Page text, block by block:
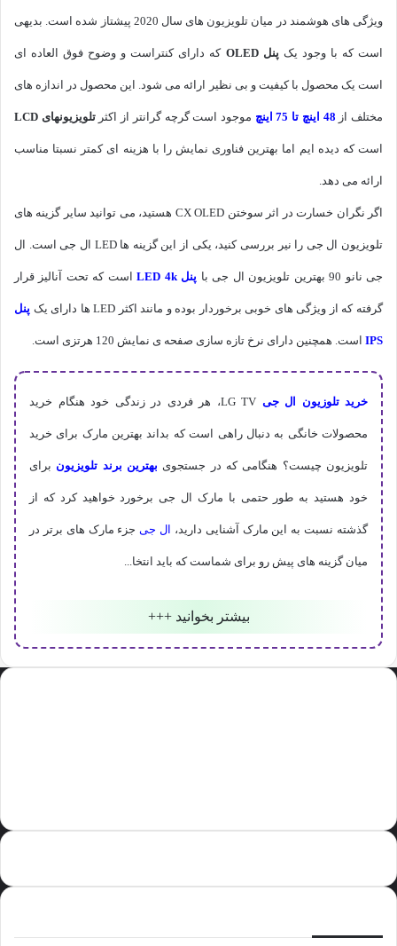
ویژگی های هوشمند در میان تلویزیون های سال 2020 پیشتاز شده است. بدیهی
است که با وجود یک پنل OLED که دارای کنتراست و وضوح فوق العاده ای
است یک محصول با کیفیت و بی نظیر ارائه می شود. این محصول در اندازه های
مختلف از 48 اینچ تا 75 اینچ موجود است گرچه گرانتر از اکثرتلویزیونهای LCD
است که دیده ایم اما بهترین فناوری نمایش را با هزینه ای کمتر نسبتا مناسب
ارائه می دهد.
اگر نگران خسارت در اثر سوختن CX OLED هستید، می توانید سایر گزینه های
تلویزیون ال جی را نیر بررسی کنید، یکی از این گزینه ها LED ال جی است. ال
جی نانو 90 بهترین تلویزیون ال جی با پنل LED 4k است که تحت آنالیز قرار
گرفته که از ویژگی های خوبی برخوردار بوده و مانند اکثر LED ها دارای یک پنل
IPS است. همچنین دارای نرخ تازه سازی صفحه ی نمایش 120 هرتزی است.
خرید تلوزیون ال جی LG TV، هر فردی در زندگی خود هنگام خرید
محصولات خانگی به دنبال راهی است که بداند بهترین مارک برای خرید
تلویزیون چیست؟ هنگامی که در جستجویبهترین برند تلویزیون برای
خود هستید به طور حتمی با مارک ال جی برخورد خواهید کرد که از
گذشته نسبت به این مارک آشنایی دارید، ال جیجزء مارک های برتر در
میان گزینه های پیش رو برای شماست که باید انتخا...
بیشتر بخوانید +++